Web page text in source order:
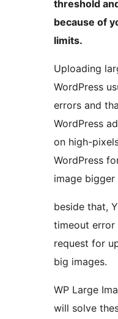
threshold
because of
limits.
Uploading
WordPress
errors and
WordPress
on high-
WordPress
image bigger
beside that,
timeout
request for
big images.
WP Large
will solve